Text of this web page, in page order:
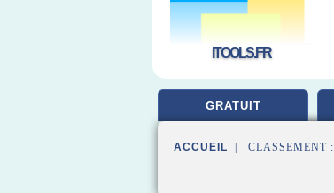
ITOOLS.FR
GRATUIT
ACCUEIL | CLASSEMENT :